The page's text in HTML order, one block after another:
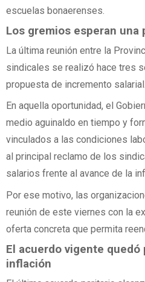
escuelas bonaerenses.
Los gremios esperan
La última reunión entre la
sindicales se realizó hace tres
propuesta de incremento salarial.
En aquella oportunidad, el
medio aguinaldo en tiempo y
vinculados a las condiciones
al principal reclamo de los
salarios frente al avance de la
Por ese motivo, las
reunión de este viernes con la
oferta concreta que permita
El acuerdo vigente quedó
inflación